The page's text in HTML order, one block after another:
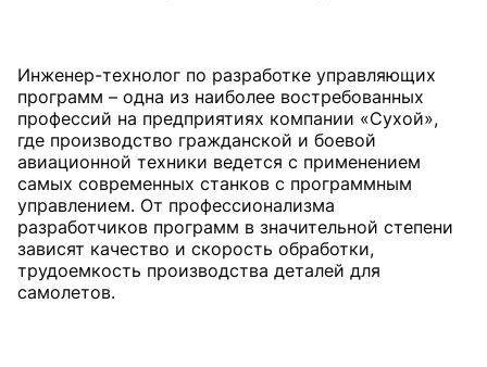
Инженер-технолог по разработке управляющих
программ – одна из наиболее востребованных
профессий на предприятиях компании «Сухой»,
где производство гражданской и боевой
авиационной техники ведется с применением
самых современных станков с программным
управлением. От профессионализма
разработчиков программ в значительной степени
зависят качество и скорость обработки,
трудоемкость производства деталей для
самолетов.